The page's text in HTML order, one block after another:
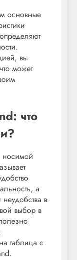
основные
вы
может
что
носимой
а
в
выбор в
таблица с